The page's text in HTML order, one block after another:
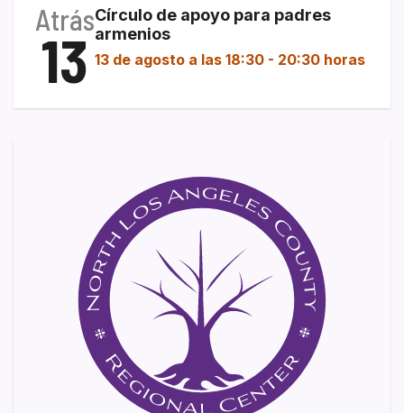
Atrás
13
Círculo de apoyo para padres
armenios
13 de agosto a las 18:30 - 20:30 horas